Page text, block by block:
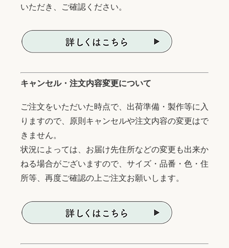
いただき、ご確認ください。
キャンセル・注文内容変更について
ご注文をいただいた時点で、出荷準備・製作等に入
りますので、原則キャンセルや注文内容の変更はで
きません。
状況によっては、お届け先住所などの変更も出来か
ねる場合がございますので、サイズ・品番・色・住
所等、再度ご確認の上ご注文お願いします。